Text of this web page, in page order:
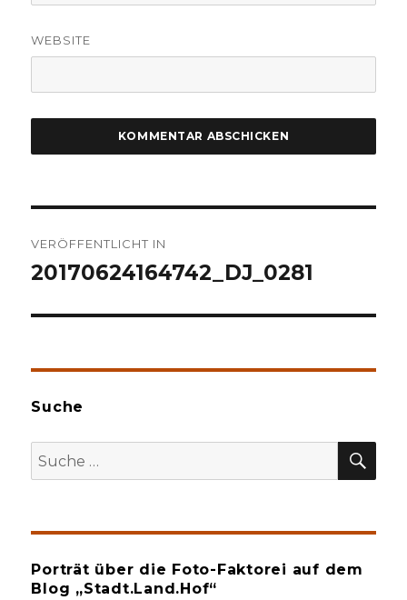
WEBSITE
VERÖFFENTLICHT IN
20170624164742_DJ_0281
Suche
Suche
nach:
Porträt über die Foto-Faktorei auf dem
Blog „Stadt.Land.Hof“